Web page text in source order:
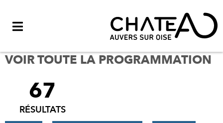
VOIR TOUTE LA PROGRAMMATION
FILTRER
RÉSULTATS
67
RÉSULTATS